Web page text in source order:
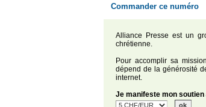
Commander ce numéro
Alliance Presse est un
chrétienne.
Pour accomplir sa
dépend de la générosité
internet.
Je manifeste mon